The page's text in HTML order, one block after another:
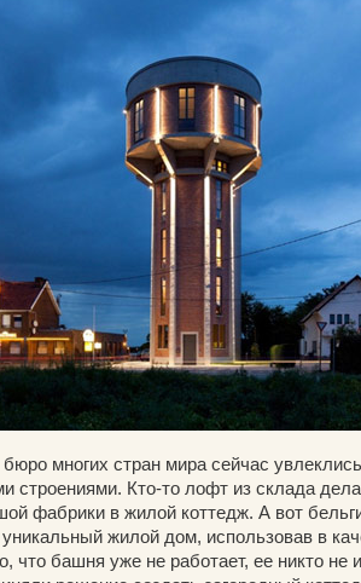
многих стран мира сейчас
строениями. Кто-то лофт из склада
фабрики в жилой коттедж. А вот
жилой дом, использовав в
что башня уже не работает, ее никто не